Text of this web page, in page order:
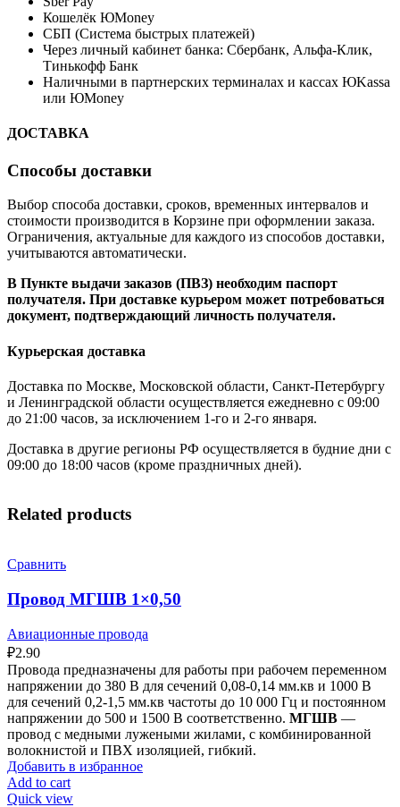
Кошелёк ЮMoney
СБП (Система быстрых платежей)
Через личный кабинет банка: Сбербанк, Альфа-Клик,
Тинькофф Банк
Наличными в партнерских терминалах и кассах ЮKassa
или ЮMoney
ДОСТАВКА
Способы доставки
Выбор способа доставки, сроков, временных интервалов и
стоимости производится в Корзине при оформлении заказа.
Ограничения, актуальные для каждого из способов доставки,
учитываются автоматически.
В Пункте выдачи заказов (ПВЗ) необходим паспорт
получателя. При доставке курьером может потребоваться
документ, подтверждающий личность получателя.
Курьерская доставка
Доставка по Москве, Московской области, Санкт-Петербургу
и Ленинградской области осуществляется ежедневно с 09:00
до 21:00 часов, за исключением 1-го и 2-го января.
Доставка в другие регионы РФ осуществляется в будние дни с
09:00 до 18:00 часов (кроме праздничных дней).
Related products
Сравнить
Провод МГШВ 1×0,50
Авиационные провода
₽2.90
Провода предназначены для работы при рабочем переменном
напряжении до 380 В для сечений 0,08-0,14 мм.кв и 1000 В
для сечений 0,2-1,5 мм.кв частоты до 10 000 Гц и постоянном
напряжении до 500 и 1500 В соответственно. МГШВ —
провод с медными лужеными жилами, с комбинированной
волокнистой и ПВХ изоляцией, гибкий.
Добавить в избранное
Add to cart
Quick view